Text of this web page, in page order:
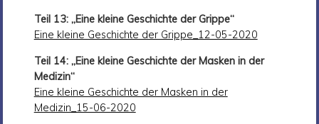
Teil 13: „Eine kleine Geschichte der Grippe“
Eine kleine Geschichte der Grippe_12-05-2020
Teil 14: „Eine kleine Geschichte der Masken in der
Medizin“
Eine kleine Geschichte der Masken in der
Medizin_15-06-2020